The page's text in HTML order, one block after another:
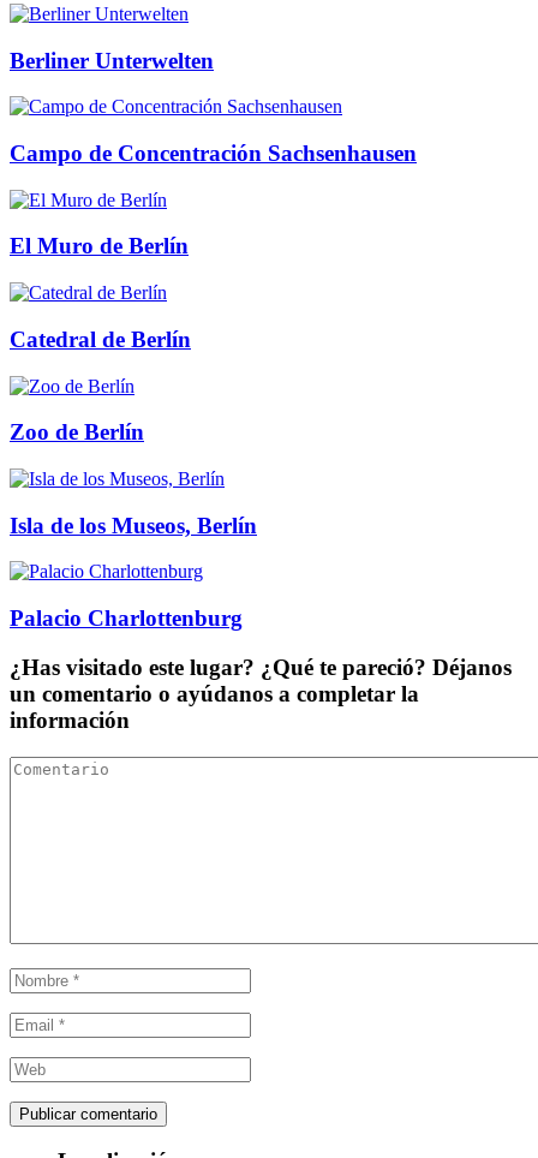
Berliner Unterwelten
Campo de Concentración Sachsenhausen
El Muro de Berlín
Catedral de Berlín
Zoo de Berlín
Isla de los Museos, Berlín
Palacio Charlottenburg
¿Has visitado este lugar? ¿Qué te pareció? Déjanos
un comentario o ayúdanos a completar la
información